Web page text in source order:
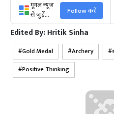
गूगल न्यूज
से जुड़ें...
Follow करें
Edited By:Hritik Sinha
Gold Medal Archery
Positive Thinking